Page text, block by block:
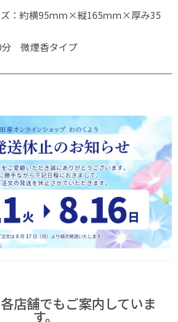
：約横95ｍｍ×縦165ｍｍ×厚み35
微煙香タイプ
店舗でもご案内していま
す。